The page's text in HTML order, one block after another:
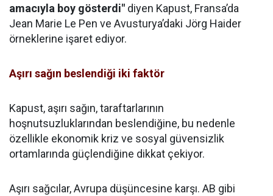
amacıyla boy gösterdi" diyen Kapust, Fransa’da
Jean Marie Le Pen ve Avusturya’daki Jörg Haider
örneklerine işaret ediyor.
Aşırı sağın beslendiği iki faktör
Kapust, aşırı sağın, taraftarlarının
hoşnutsuzluklarından beslendiğine, bu nedenle
özellikle ekonomik kriz ve sosyal güvensizlik
ortamlarında güçlendiğine dikkat çekiyor.
Aşırı sağcılar, Avrupa düşüncesine karşı. AB gibi